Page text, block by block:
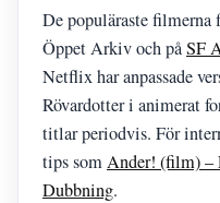
De populäraste filmerna
Öppet Arkiv och påSF
Netflix har anpassade
Rövardotter i animerat
titlar periodvis. För
tips somAnder! (film) –
Dubbning.